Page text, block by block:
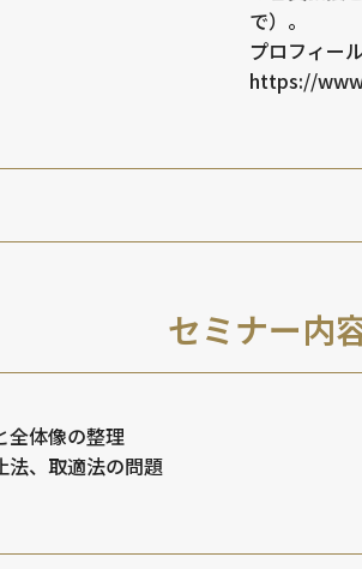
で）。
プロフィー
https://
セミナー内
全体像の整理
法、取適法の問題